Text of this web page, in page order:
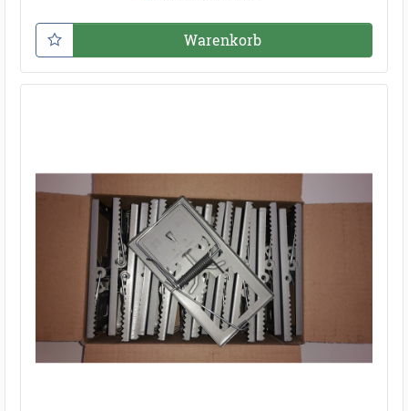
Warenkorb